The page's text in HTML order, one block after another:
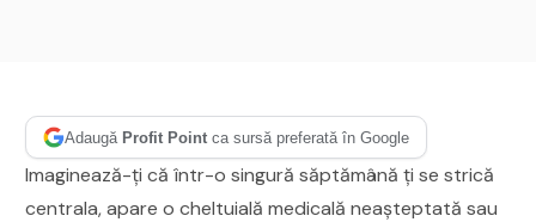
Adaugă Profit Point ca sursă preferată în Google
Imaginează-ți că într-o singură săptămână ți se strică
centrala, apare o cheltuială medicală neașteptată sau